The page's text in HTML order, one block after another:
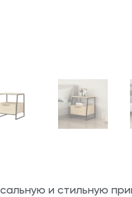
и стильную